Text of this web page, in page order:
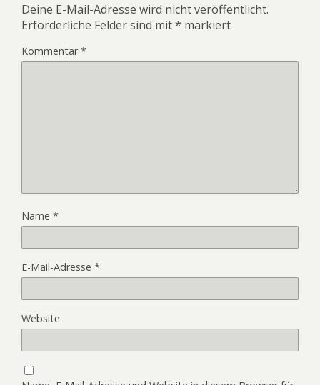
Deine E-Mail-Adresse wird nicht veröffentlicht.
Erforderliche Felder sind mit* markiert
Kommentar*
Name *
E-Mail-Adresse *
Website